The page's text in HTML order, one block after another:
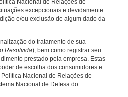
Nacional de Relações de
excepcionais e devidamente
e/ou exclusão de algum dado da
do tratamento de sua
Resolvida), bem como registrar seu
prestado pela empresa. Estas
de escolha dos consumidores e
Nacional de Relações de
Nacional de Defesa do